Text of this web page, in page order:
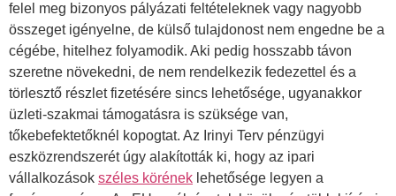
felel meg bizonyos pályázati feltételeknek vagy nagyobb
összeget igényelne, de külső tulajdonost nem engedne be a
cégébe, hitelhez folyamodik. Aki pedig hosszabb távon
szeretne növekedni, de nem rendelkezik fedezettel és a
törlesztő részlet fizetésére sincs lehetősége, ugyanakkor
üzleti-szakmai támogatásra is szüksége van,
tőkebefektetőknél kopogtat. Az Irinyi Terv pénzügyi
eszközrendszerét úgy alakították ki, hogy az ipari
vállalkozások széles körének lehetősége legyen a